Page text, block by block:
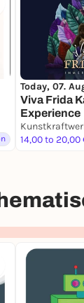
Today, 07.
Viva Frida
Experience
14,00 to 20,00